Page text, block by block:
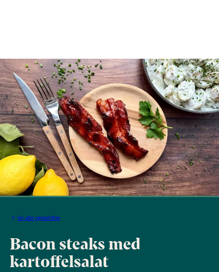
Se alle opskrifter
Bacon steaks med
kartoffelsalat